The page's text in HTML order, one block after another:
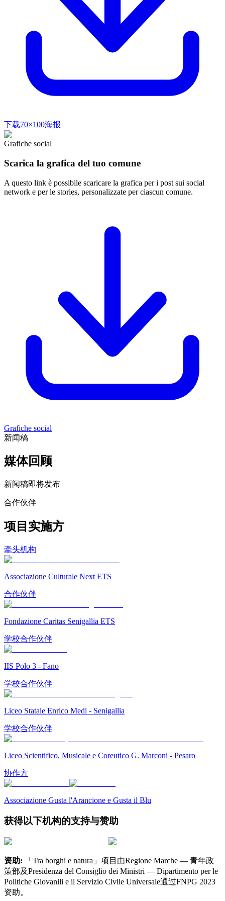
下载70×100海报
Grafiche social
Scarica la grafica del tuo comune
A questo link è possibile scaricare la grafica per i post sui social
network e per le stories, personalizzate per ciascun comune.
Grafiche social
新闻稿
媒体回顾
新闻稿即将发布
合作伙伴
项目实施方
牵头机构
Associazione Culturale Next ETS
合作伙伴
Fondazione Caritas Senigallia ETS
学校合作伙伴
IIS Polo 3 - Fano
学校合作伙伴
Liceo Statale Enrico Medi - Senigallia
学校合作伙伴
Liceo Scientifico, Musicale e Coreutico G. Marconi - Pesaro
协作方
Associazione Gusta l'Arancione e Gusta il Blu
获得以下机构的支持与赞助
资助:
「Tra borghi e natura」项目由Regione Marche — 青年政
策部及Presidenza del Consiglio dei Ministri — Dipartimento per le
Politiche Giovanili e il Servizio Civile Universale通过FNPG 2023
资助。